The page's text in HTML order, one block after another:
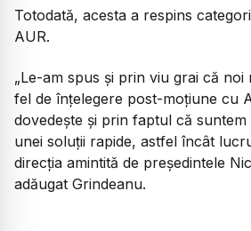
Totodată, acesta a respins
AUR.
„Le-am spus și prin viu grai că
fel de înțelegere post-moțiune cu
dovedește și prin faptul că suntem
unei soluții rapide, astfel încât
direcția amintită de președintele
adăugat Grindeanu.